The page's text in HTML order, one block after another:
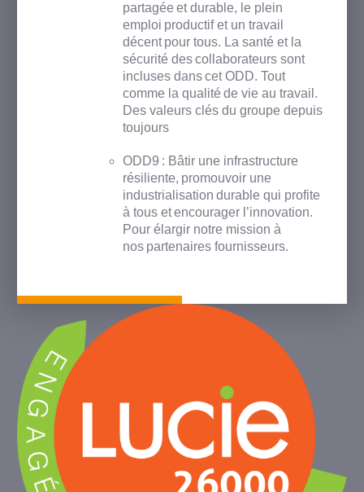
partagée et durable, le plein
emploi productif et un travail
décent pour tous. La santé et la
sécurité des collaborateurs sont
incluses dans cet ODD. Tout
comme la qualité de vie au travail.
Des valeurs clés du groupe depuis
toujours
ODD9 : Bâtir une infrastructure
résiliente, promouvoir une
industrialisation durable qui profite
à tous et encourager l’innovation.
Pour élargir notre mission à
nos partenaires fournisseurs.